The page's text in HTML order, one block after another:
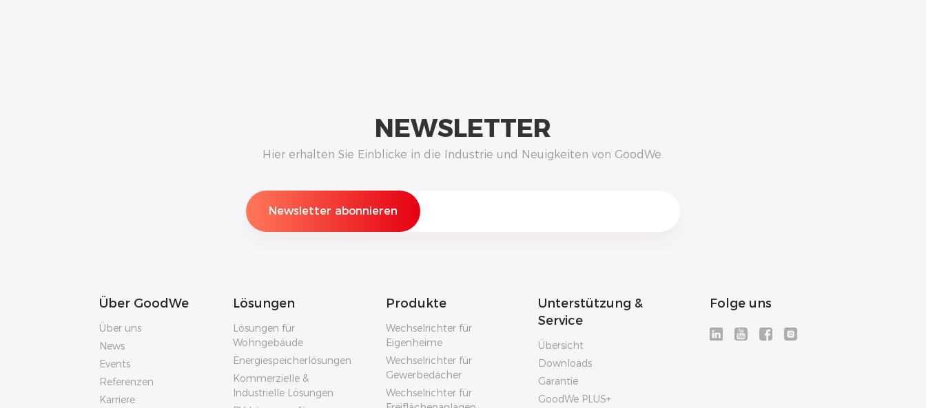
NEWSLETTER
Hier erhalten Sie Einblicke in die Industrie und Neuigkeiten von GoodWe.
Über GoodWe
Über uns
News
Events
Referenzen
Karriere
Lösungen
Lösungen für
Wohngebäude
Energiespeicherlösungen
Kommerzielle &
Industrielle Lösungen
Produkte
Wechselrichter für
Eigenheime
Wechselrichter für
Gewerbedächer
Wechselrichter für
Unterstützung &
Service
Übersicht
Downloads
Garantie
GoodWe PLUS+
Folge uns